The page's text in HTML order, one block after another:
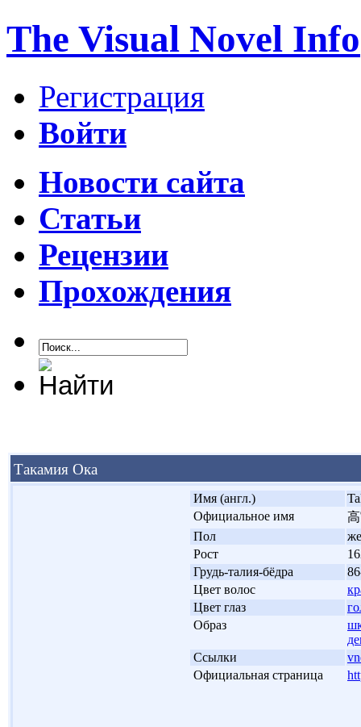
The Visual Novel Info
Регистрация
Войти
Новости сайта
Статьи
Рецензии
Прохождения
Такамия Ока
Имя (англ.)
Официальное имя
Пол
Рост
Грудь-талия-бёдра
Цвет волос
Цвет глаз
Образ
Ссылки
Официальная страница